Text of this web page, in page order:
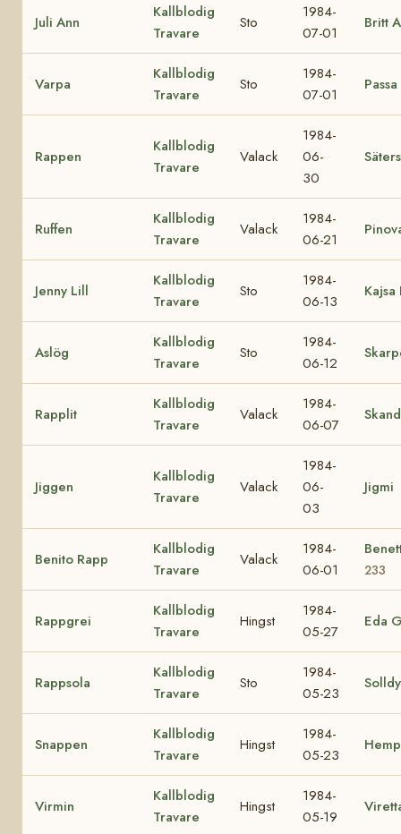
Juli Ann
Kallblodig
Travare
Sto
1984-
07-01
Britt
Varpa
Kallblodig
Travare
Sto
1984-
07-01
Passa
Rappen
Kallblodig
Travare
Valack
1984-
06-
30
Ruffen
Kallblodig
Travare
Valack
1984-
06-21
Jenny Lill
Kallblodig
Travare
Sto
1984-
06-13
Aslög
Kallblodig
Travare
Sto
1984-
06-12
Rapplit
Kallblodig
Travare
Valack
1984-
06-07
Jiggen
Kallblodig
Travare
Valack
1984-
06-
03
Jigmi
Benito Rapp
Kallblodig
Travare
Valack
1984-
06-01
233
Rappgrei
Kallblodig
Travare
Hingst
1984-
05-27
Eda
Rappsola
Kallblodig
Travare
Sto
1984-
05-23
Solldy
Snappen
Kallblodig
Travare
Hingst
1984-
05-23
Virmin
Kallblodig
Travare
Hingst
1984-
05-19